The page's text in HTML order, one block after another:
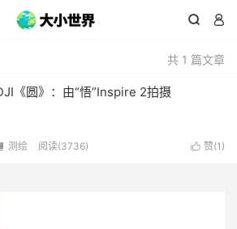
 
共 1 篇文章
《圆》：由“悟”Inspire 2拍摄
 赞(1 )
测绘 阅读(3736)